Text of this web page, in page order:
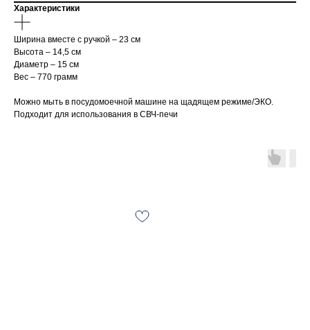
Характеристики
Ширина вместе с ручкой – 23 см
Высота – 14,5 см
Диаметр – 15 см
Вес – 770 грамм
Можно мыть в посудомоечной машине на щадящем режиме/ЭКО.
Подходит для использования в СВЧ-печи